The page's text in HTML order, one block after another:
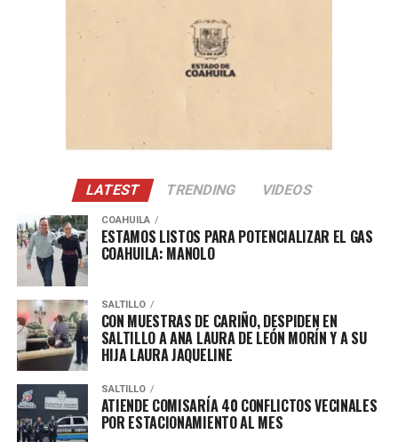
Con Información Tomada de VANGUARDIA
LATEST TRENDING VIDEOS
COAHUILA
ESTAMOS LISTOS PARA POTENCIALIZAR EL GAS
COAHUILA: MANOLO
SALTILLO
CON MUESTRAS DE CARIÑO, DESPIDEN EN
SALTILLO A ANA LAURA DE LEÓN MORÍN Y A SU
HIJA LAURA JAQUELINE
SALTILLO
ATIENDE COMISARÍA 40 CONFLICTOS VECINALES
POR ESTACIONAMIENTO AL MES